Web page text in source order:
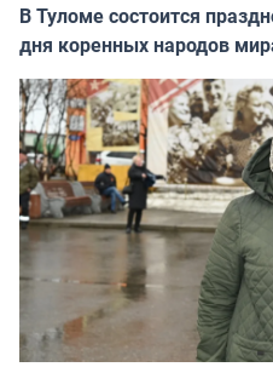
В Туломе состоится
дня коренных народов